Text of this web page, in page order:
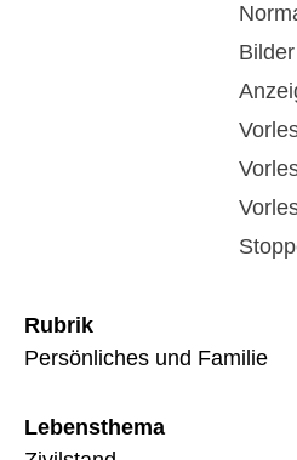
Bilder
Rubrik
Persönliches und Familie
Lebensthema